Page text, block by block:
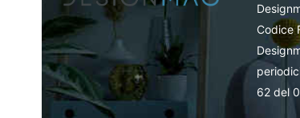
Codice
62 del